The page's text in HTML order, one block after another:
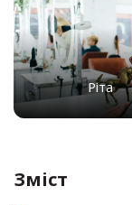
Ріта
Зміст